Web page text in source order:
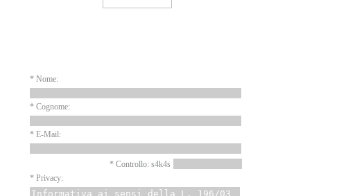
* Nome:
* Cognome:
* E-Mail:
* Controllo: s4k4s
* Privacy: